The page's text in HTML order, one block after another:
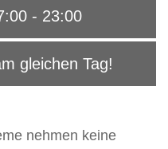
- 23:00
gleichen Tag!
nehmen keine